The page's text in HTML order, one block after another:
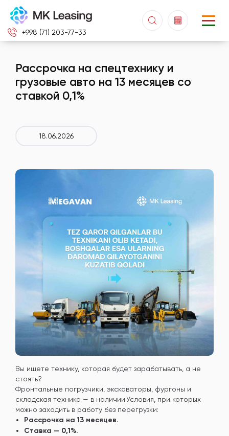
+998 (71) 203-77-33
Рассрочка на спецтехнику и
грузовые авто на 13 месяцев со
ставкой 0,1%
18.06.2026
Вы ищете технику, которая будет зарабатывать, а не
стоять?
Фронтальные погрузчики, экскаваторы, фургоны и
складская техника — в наличии.Условия, при которых
можно заходить в работу без перегрузки:
Рассрочка на 13 месяцев.
Ставка — 0,1%.